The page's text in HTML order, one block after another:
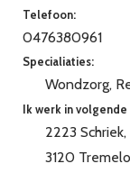
Telefoon:
0476380961
Specialiaties:
Wondzorg
Ik werk in
2223 Schriek
3120 Tremelo